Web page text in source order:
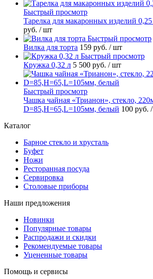
Быстрый просмотр
Тарелка для макаронных изделий
руб. / шт
Быстрый просмотр
Вилка для торта 159 руб. / шт
Быстрый просмотр
Кружка 0,32 л 5 500 руб. / шт
Быстрый просмотр
Чашка чайная «Трианон», стекло,
D=85,H=65,L=105мм, белый 100 руб.
Каталог
Барное стекло и хрусталь
Буфет
Ножи
Ресторанная посуда
Сервировка
Столовые приборы
Наши предложения
Новинки
Популярные товары
Распродажи и скидки
Рекомендуемые товары
Уцененные товары
Помощь и сервисы